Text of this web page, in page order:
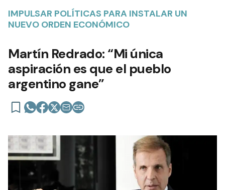
IMPULSAR POLÍTICAS PARA INSTALAR UN
NUEVO ORDEN ECONÓMICO
Martín Redrado: “Mi única
aspiración es que el pueblo
argentino gane”